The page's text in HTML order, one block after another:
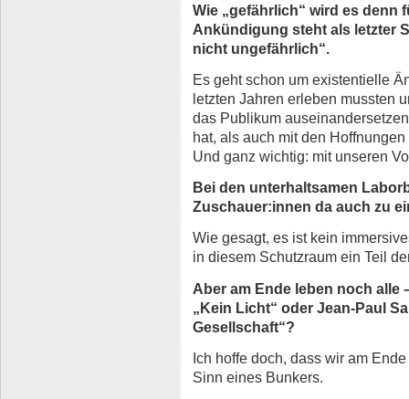
Wie „gefährlich“ wird es denn
Ankündigung steht als letzter
nicht ungefährlich“.
Es geht schon um existentielle
letzten Jahren erleben mussten
das Publikum
hat, als auch mit den
Und ganz wichtig: mit unseren
Bei den unterhaltsamen
Zuschauer:innen da auch zu
Wie gesagt, es ist kein
in diesem Schutzraum ein Teil
Aber am Ende leben noch alle
„Kein Licht“ oder Jean-Paul
Gesellschaft“?
Ich hoffe doch, dass wir am
Sinn eines Bunkers.